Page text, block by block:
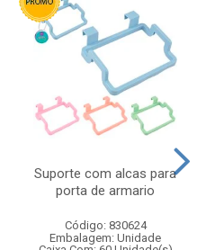
Suporte com alcas para
porta de armario
Código: 830624
Embalagem: Unidade